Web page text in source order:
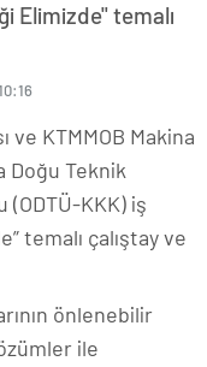
Elimizde" temalı
ve KTMMOB Makina
Doğu Teknik
(ODTÜ-KKK) iş
temalı çalıştay ve
önlenebilir
ile